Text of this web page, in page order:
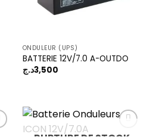
ONDULEUR (UPS)
BATTERIE 12V/7.0 A-OUTDO
3,500د.ج